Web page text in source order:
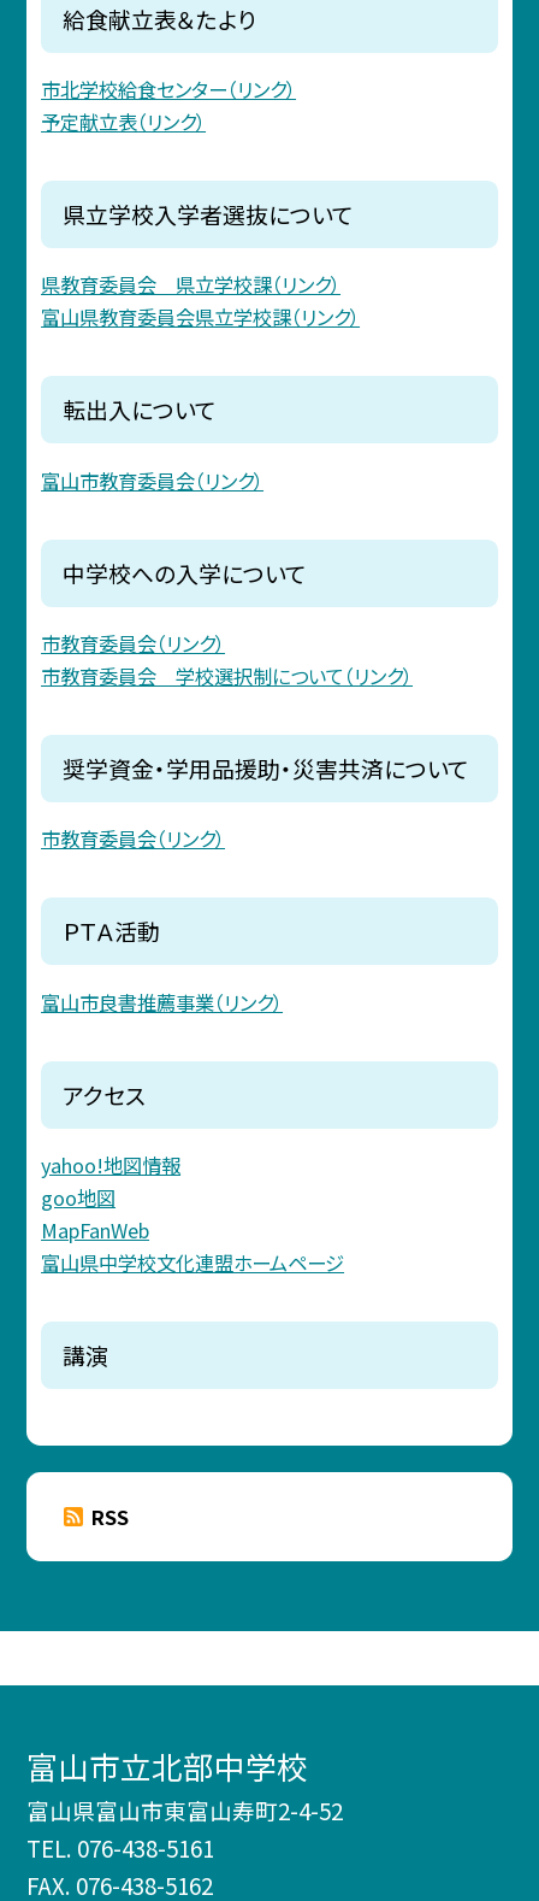
給食献立表＆たより
市北学校給食センター（リンク）
予定献立表（リンク）
県立学校入学者選抜について
県教育委員会 県立学校課（リンク）
富山県教育委員会県立学校課（リンク）
転出入について
富山市教育委員会（リンク）
中学校への入学について
市教育委員会（リンク）
市教育委員会 学校選択制について（リンク）
奨学資金・学用品援助・災害共済について
市教育委員会（リンク）
ＰＴＡ活動
富山市良書推薦事業（リンク）
アクセス
yahoo!地図情報
goo地図
MapFanWeb
富山県中学校文化連盟ホームページ
講演
RSS
富山市立北部中学校
富山県富山市東富山寿町2-4-52
TEL. 076-438-5161
FAX. 076-438-5162